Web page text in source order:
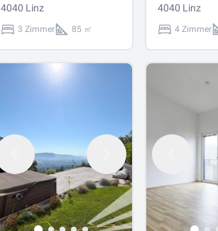
- 85,07 m² ZUM
WOHLFÜHLEN IN LINZ
4040 Linz
3 Zimmer 85 ㎡
Terrasse
in St.
4040 Linz
4 Zimmer